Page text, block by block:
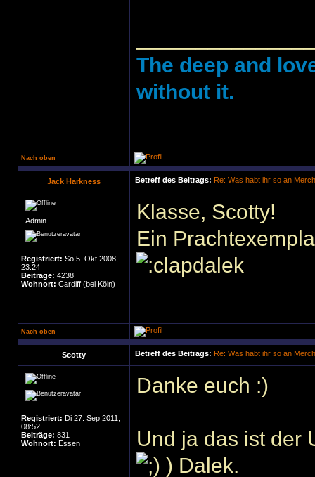
The deep and
without it.
Nach oben
Jack Harkness Betreff des Beitrags: Re: Was habt ihr so an
Admin
Registriert: So 5. Okt 2008,
23:24
Beiträge: 4238
Wohnort: Cardiff (bei Köln)
Klasse, Scotty!
Ein
Nach oben
Scotty Betreff des Beitrags: Re: Was habt ihr so an
Registriert: Di 27. Sep 2011,
08:52
Beiträge: 831
Wohnort: Essen
Danke euch :)
Und ja das ist der
) Dalek.